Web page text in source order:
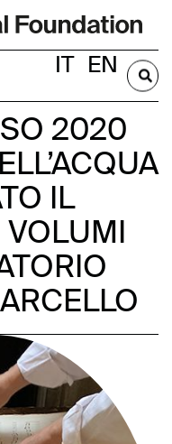
IT EN
2020
IL
VOLUMI